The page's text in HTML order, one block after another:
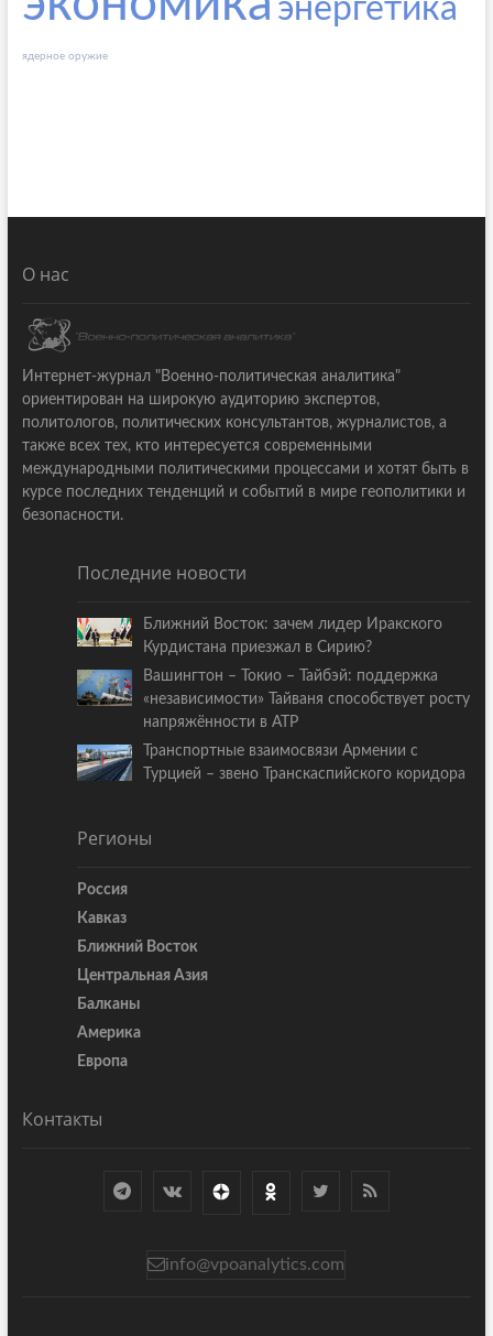
энергетика
ядерное оружие
О нас
Интернет-журнал "Военно-политическая аналитика"
ориентирован на широкую аудиторию экспертов,
политологов, политических консультантов, журналистов, а
также всех тех, кто интересуется современными
международными политическими процессами и хотят быть в
курсе последних тенденций и событий в мире геополитики и
безопасности.
Последние новости
Ближний Восток: зачем лидер Иракского
Курдистана приезжал в Сирию?
Вашингтон – Токио – Тайбэй: поддержка
«независимости» Тайваня способствует росту
напряжённости в АТР
Транспортные взаимосвязи Армении с
Турцией – звено Транскаспийского коридора
Регионы
Россия
Кавказ
Ближний Восток
Центральная Азия
Балканы
Америка
Европа
Контакты
info@vpoanalytics.com